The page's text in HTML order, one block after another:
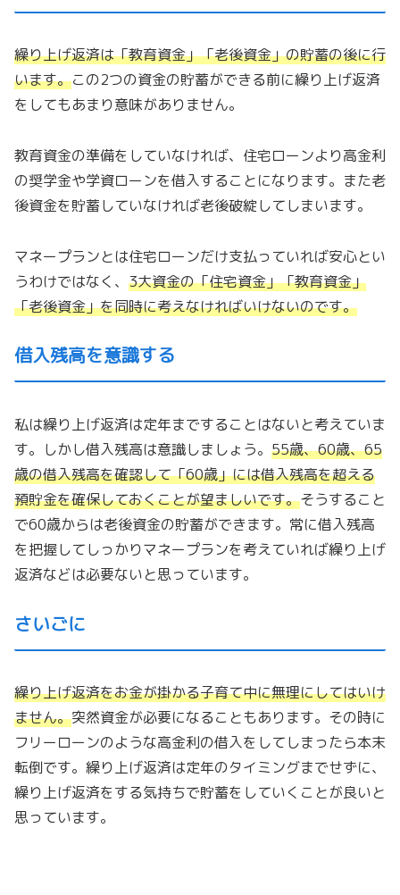
繰り上げ返済は「教育資金」「老後資金」の貯蓄の後に行
います。この2つの資金の貯蓄ができる前に繰り上げ返済
をしてもあまり意味がありません。
教育資金の準備をしていなければ、住宅ローンより高金利
の奨学金や学資ローンを借入することになります。また老
後資金を貯蓄していなければ老後破綻してしまいます。
マネープランとは住宅ローンだけ支払っていれば安心とい
うわけではなく、 3大資金の「住宅資金」「教育資金」
「老後資金」を同時に考えなければいけないのです。
借入残高を意識する
私は繰り上げ返済は定年まですることはないと考えていま
す。しかし借入残高は意識しましょう。 55歳、60歳、65
歳の借入残高を確認して「60歳」には借入残高を超える
預貯金を確保しておくことが望ましいです。そうすること
で60歳からは老後資金の貯蓄ができます。常に借入残高
を把握してしっかりマネープランを考えていれば繰り上げ
返済などは必要ないと思っています。
さいごに
繰り上げ返済をお金が掛かる子育て中に無理にしてはいけ
ません。突然資金が必要になることもあります。その時に
フリーローンのような高金利の借入をしてしまったら本末
転倒です。繰り上げ返済は定年のタイミングまでせずに、
繰り上げ返済をする気持ちで貯蓄をしていくことが良いと
思っています。